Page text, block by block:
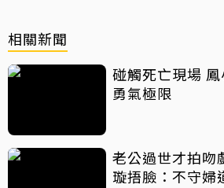
相關新聞
碰觸死亡現場
勇氣極限
老公過世才拍吻
璇捂臉：不守婦